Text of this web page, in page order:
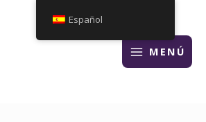
MENÚ
Español